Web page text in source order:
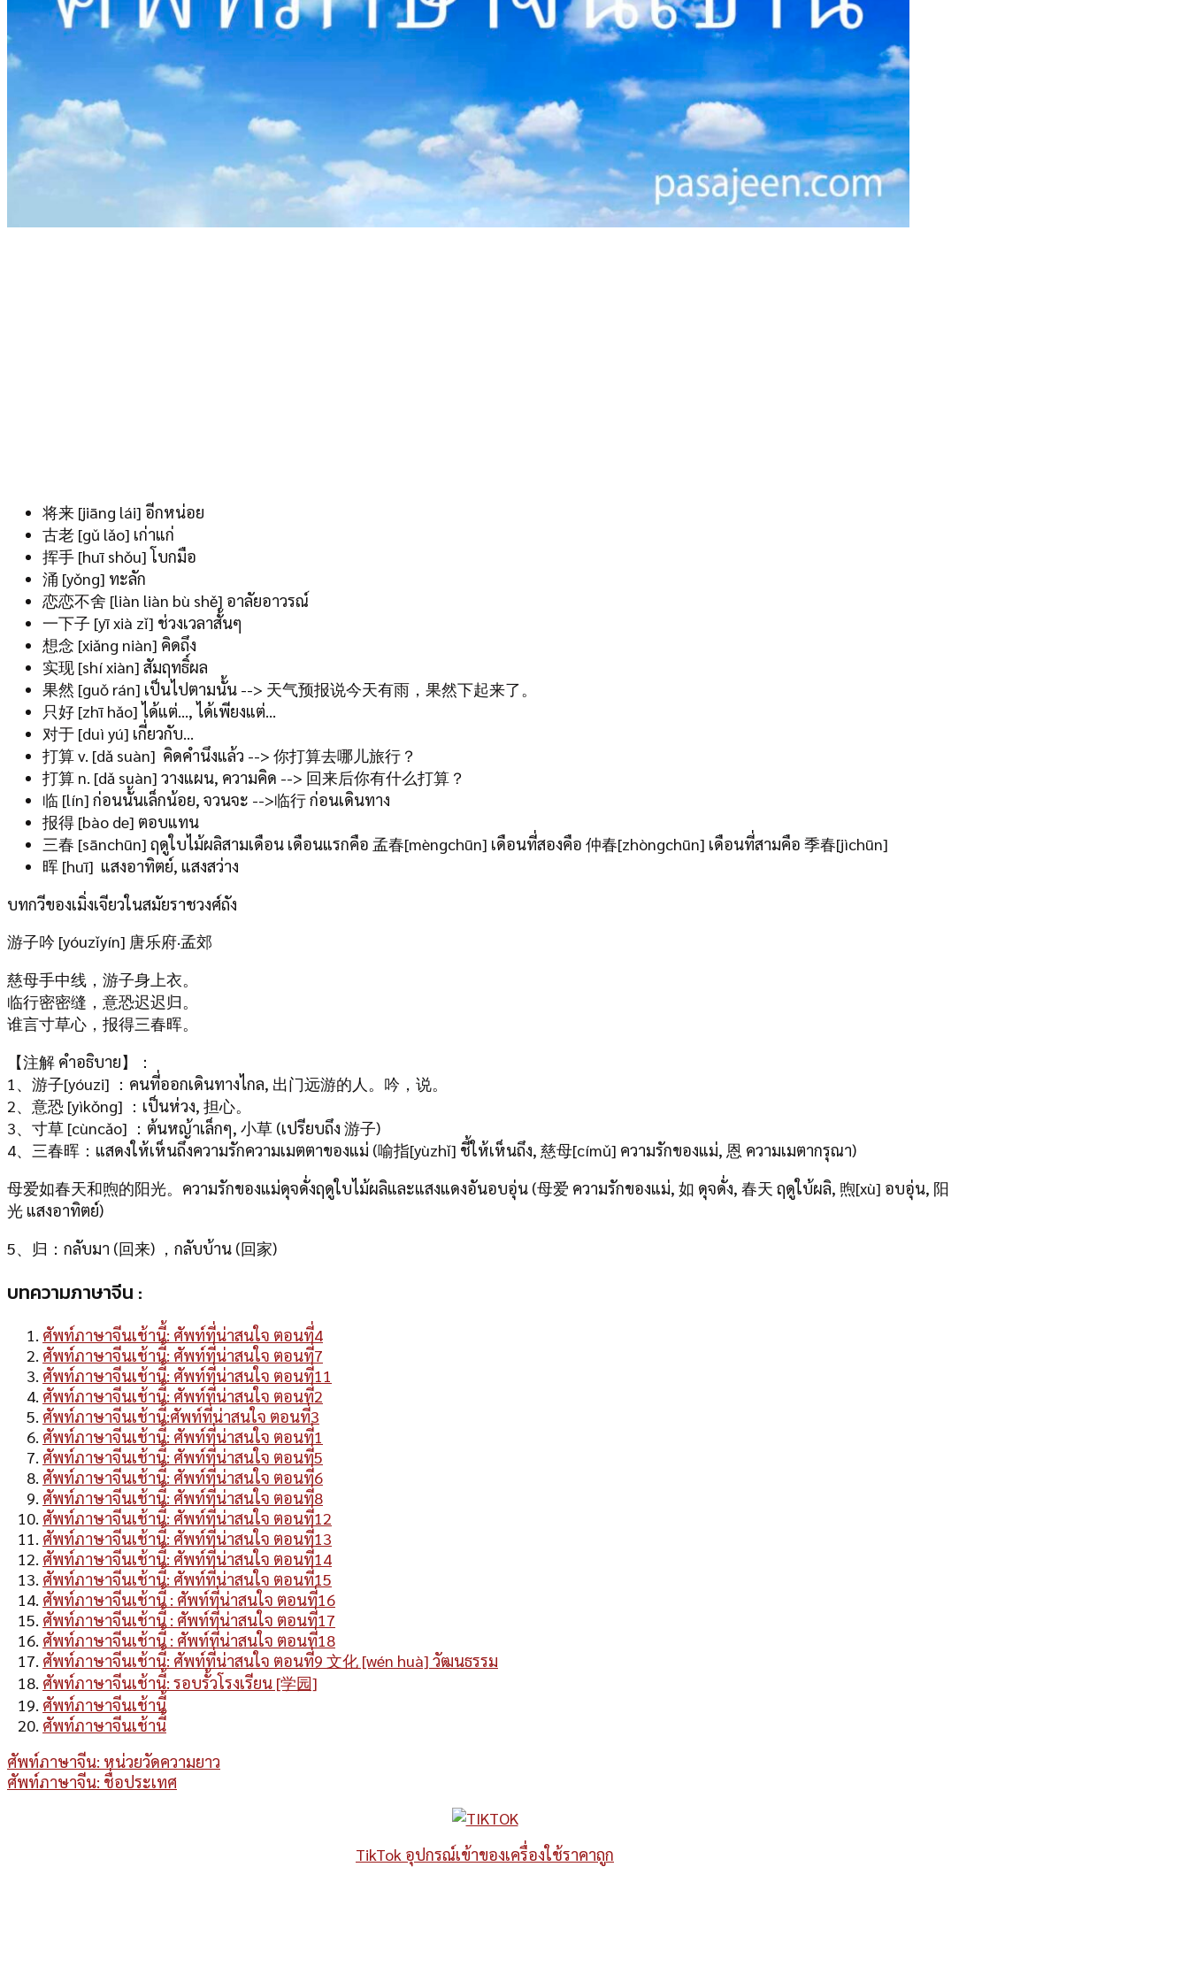
将来 [jiāng lái] อีกหน่อย
古老 [gǔ lǎo] เก่าแก่
挥手 [huī shǒu] โบกมือ
涌 [yǒng] ทะลัก
恋恋不舍 [liàn liàn bù shě] อาลัยอาวรณ์
一下子 [yī xià zǐ] ช่วงเวลาสั้นๆ
想念 [xiǎng niàn] คิดถึง
实现 [shí xiàn] สัมฤทธิ์ผล
果然 [guǒ rán] เป็นไปตามนั้น --> 天气预报说今天有雨，果然下起来了。
只好 [zhī hǎo] ได้แต่…, ได้เพียงแต่…
对于 [duì yú] เกี่ยวกับ…
打算 v. [dǎ suàn] คิดคำนึงแล้ว --> 你打算去哪儿旅行？
打算 n. [dǎ suàn] วางแผน, ความคิด --> 回来后你有什么打算？
临 [lín] ก่อนนั้นเล็กน้อย, จวนจะ -->临行 ก่อนเดินทาง
报得 [bào de] ตอบแทน
三春 [sānchūn] ฤดูใบไม้ผลิสามเดือน เดือนแรกคือ 孟春[mèngchūn] เดือนที่สองคือ 仲春[zhòngchūn] เดือนที่สามคือ 季春[jìchūn]
晖 [huī] แสงอาทิตย์, แสงสว่าง
บทกวีของเมิ่งเจียวในสมัยราชวงศ์ถัง
游子吟 [yóuzǐyín] 唐乐府·孟郊
慈母手中线，游子身上衣。
临行密密缝，意恐迟迟归。
谁言寸草心，报得三春晖。
【注解 คำอธิบาย】：
1、游子[yóuzi] ：คนที่ออกเดินทางไกล, 出门远游的人。吟，说。
2、意恐 [yìkǒng] ：เป็นห่วง, 担心。
3、寸草 [cùncǎo] ：ต้นหญ้าเล็กๆ, 小草 (เปรียบถึง 游子)
4、三春晖：แสดงให้เห็นถึงความรักความเมตตาของแม่ (喻指[yùzhǐ] ชี้ให้เห็นถึง, 慈母[címǔ] ความรักของแม่, 恩 ความเมตากรุณา)
母爱如春天和煦的阳光。ความรักของแม่ดุจดั่งฤดูใบไม้ผลิและแสงแดงอันอบอุ่น (母爱 ความรักของแม่, 如 ดุจดั่ง, 春天 ฤดูใบ้ผลิ, 煦[xù] อบอุ่น, 阳
光 แสงอาทิตย์)
5、归：กลับมา (回来) ，กลับบ้าน (回家)
บทความภาษาจีน :
ศัพท์ภาษาจีนเช้านี้: ศัพท์ที่น่าสนใจ ตอนที่4
ศัพท์ภาษาจีนเช้านี้: ศัพท์ที่น่าสนใจ ตอนที่7
ศัพท์ภาษาจีนเช้านี้: ศัพท์ที่น่าสนใจ ตอนที่11
ศัพท์ภาษาจีนเช้านี้: ศัพท์ที่น่าสนใจ ตอนที่2
ศัพท์ภาษาจีนเช้านี้:ศัพท์ที่น่าสนใจ ตอนที่3
ศัพท์ภาษาจีนเช้านี้: ศัพท์ที่น่าสนใจ ตอนที่1
ศัพท์ภาษาจีนเช้านี้: ศัพท์ที่น่าสนใจ ตอนที่5
ศัพท์ภาษาจีนเช้านี้: ศัพท์ที่น่าสนใจ ตอนที่6
ศัพท์ภาษาจีนเช้านี้: ศัพท์ที่น่าสนใจ ตอนที่8
ศัพท์ภาษาจีนเช้านี้: ศัพท์ที่น่าสนใจ ตอนที่12
ศัพท์ภาษาจีนเช้านี้: ศัพท์ที่น่าสนใจ ตอนที่13
ศัพท์ภาษาจีนเช้านี้: ศัพท์ที่น่าสนใจ ตอนที่14
ศัพท์ภาษาจีนเช้านี้: ศัพท์ที่น่าสนใจ ตอนที่15
ศัพท์ภาษาจีนเช้านี้ : ศัพท์ที่น่าสนใจ ตอนที่16
ศัพท์ภาษาจีนเช้านี้ : ศัพท์ที่น่าสนใจ ตอนที่17
ศัพท์ภาษาจีนเช้านี้ : ศัพท์ที่น่าสนใจ ตอนที่18
ศัพท์ภาษาจีนเช้านี้: ศัพท์ที่น่าสนใจ ตอนที่9 文化 [wén huà] วัฒนธรรม
ศัพท์ภาษาจีนเช้านี้: รอบรั้วโรงเรียน [学园]
ศัพท์ภาษาจีนเช้านี้
ศัพท์ภาษาจีนเช้านี้
ศัพท์ภาษาจีน: หน่วยวัดความยาว
ศัพท์ภาษาจีน: ชื่อประเทศ
TikTok อุปกรณ์เข้าของเครื่องใช้ราคาถูก